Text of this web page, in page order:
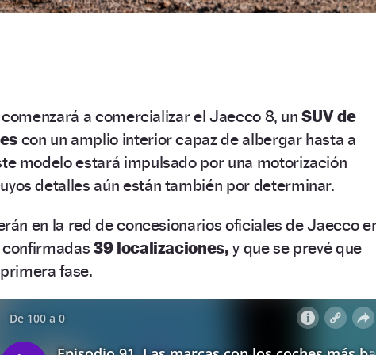
a comercializar el Jaecco 8, unSUV de
con un amplio interior capaz de albergar hasta a
modelo estará impulsado por una motorización
detalles aún están también por determinar.
en la red de concesionarios oficiales de Jaecco
confirmadas 39 localizaciones, y que se prevé que
fase.